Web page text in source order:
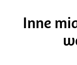
Inne